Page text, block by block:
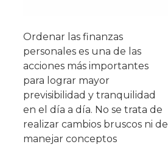
Ordenar las finanzas
personales es una de las
acciones más importantes
para lograr mayor
previsibilidad y tranquilidad
en el día a día. No se trata de
realizar cambios bruscos ni de
manejar conceptos